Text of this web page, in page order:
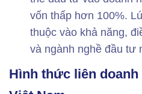
vốn thấp hơn 100%.
thuộc vào khả năng,
và ngành nghề đầu tư
Hình thức liên